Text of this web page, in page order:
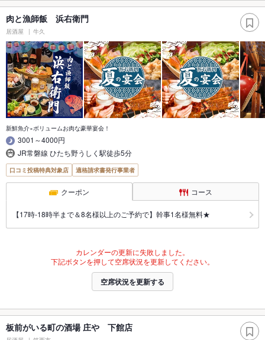
肉と漁師飯 浜右衛門
居酒屋 牛久
新鮮魚介×ボリュームお肉な豪華宴会！
3001～4000円
JR常磐線 ひたち野うしく駅徒歩5分
口コミ投稿特典対象店 適格請求書発行事業者
クーポン コース
【17時-18時半まで＆8名様以上のご予約で】幹事1名様無料★
カレンダーの更新に失敗しました。
下記ボタンを押して空席状況を更新してください。
空席状況を更新する
板前がいる町の酒場 庄や 下館店